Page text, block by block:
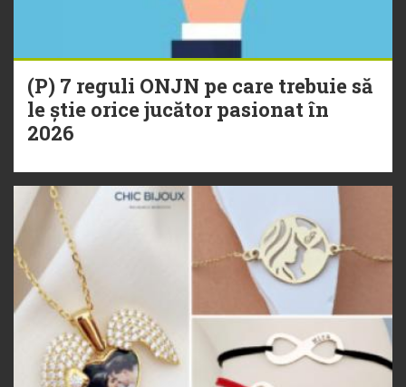
(P) 7 reguli ONJN pe care trebuie să
le știe orice jucător pasionat în
2026